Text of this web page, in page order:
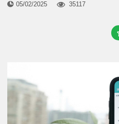
05/02/2025 35117